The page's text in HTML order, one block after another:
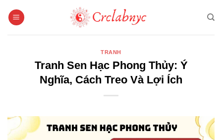
qua
TRANH
Tranh Sen Hạc Phong Thủy: Ý
Nghĩa, Cách Treo Và Lợi Ích